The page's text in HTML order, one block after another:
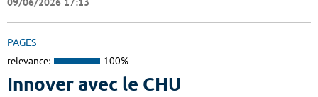
PAGES
relevance: 100%
Innover avec le CHU